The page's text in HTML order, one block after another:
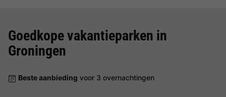
Goedkope vakantieparken in
Groningen
Beste aanbieding voor 3 overnachtingen